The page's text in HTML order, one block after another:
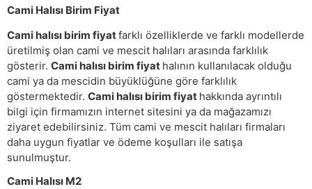
Cami Halısı Birim Fiyat
Cami halısı birim fiyatfarklı özelliklerde ve farklı modellerde
üretilmiş olan cami ve mescit halıları arasında farklılık
gösterir. Cami halısı birim fiyat halının kullanılacak olduğu
cami ya da mescidin büyüklüğüne göre farklılık
göstermektedir. Cami halısı birim fiyat hakkında ayrıntılı
bilgi için firmamızın internet sitesini ya da mağazamızı
ziyaret edebilirsiniz. Tüm cami ve mescit halıları firmaları
daha uygun fiyatlar ve ödeme koşulları ile satışa
sunulmuştur.
Cami Halısı M2